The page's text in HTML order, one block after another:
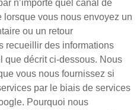
n’importe quel canal de
vous nous envoyez un
ou un retour
recueillir des informations
que décrit ci-dessous. Nous
vous nous fournissez si
par le biais de services
Pourquoi nous